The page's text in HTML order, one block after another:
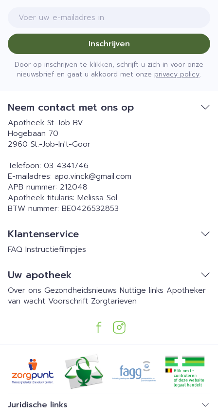
E-mail adres
Inschrijven
Door op inschrijven te klikken, schrijft u zich in voor onze
nieuwsbrief en gaat u akkoord met onze privacy policy.
Neem contact met ons op
Apotheek St-Job BV
Hogebaan 70
2960 St.-Job-In't-Goor
Telefoon: 03 4341746
E-mailadres: apo.vinck@gmail.com
APB nummer: 212048
Apotheek titularis: Melissa Sol
BTW nummer: BE0426532853
Klantenservice
FAQ Instructiefilmpjes
Uw apotheek
Over ons Gezondheidsnieuws Nuttige links Apotheker
van wacht Voorschrift Zorgtarieven
Juridische links